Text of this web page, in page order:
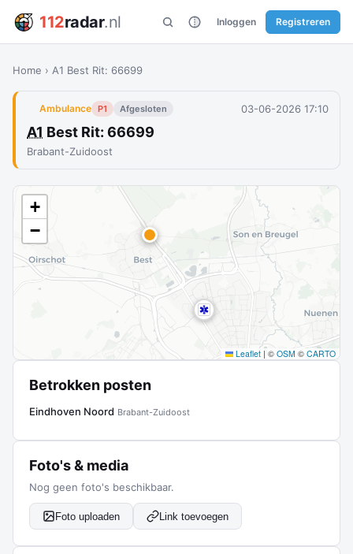
112radar.nl Inloggen Registreren
Home › A1 Best Rit: 66699
Ambulance P1 Afgesloten 03-06-2026 17:10
A1 Best Rit: 66699
Brabant-Zuidoost
+
−
Leaflet | © OSM © CARTO
Betrokken posten
Eindhoven Noord Brabant-Zuidoost
Foto's & media
Nog geen foto's beschikbaar.
Foto uploaden Link toevoegen